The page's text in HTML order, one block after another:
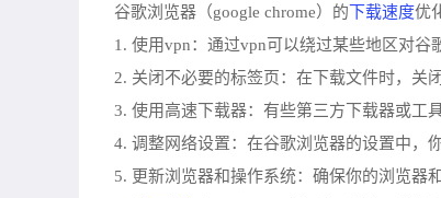
谷歌浏览器（google chrome）的下载速度优
1. 使用vpn：通过vpn可以绕过某些地区对谷
2. 关闭不必要的标签页：在下载文件时，关
3. 使用高速下载器：有些第三方下载器或工
4. 调整网络设置：在谷歌浏览器的设置中，
5. 更新浏览器和操作系统：确保你的浏览器